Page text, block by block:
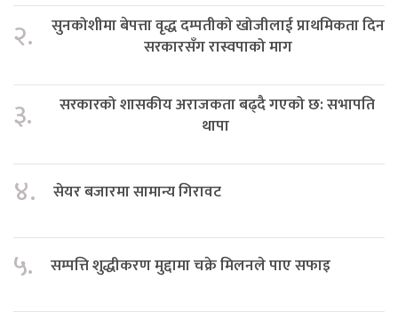
२.
सुनकोशीमा बेपत्ता वृद्ध दम्पतीको खोजीलाई प्राथमिकता दिन
सरकारसँग रास्वपाको माग
३.
सरकारको शासकीय अराजकता बढ्दै गएको छ: सभापति
थापा
४. सेयर बजारमा सामान्य गिरावट
५. सम्पत्ति शुद्धीकरण मुद्दामा चक्रे मिलनले पाए सफाइ